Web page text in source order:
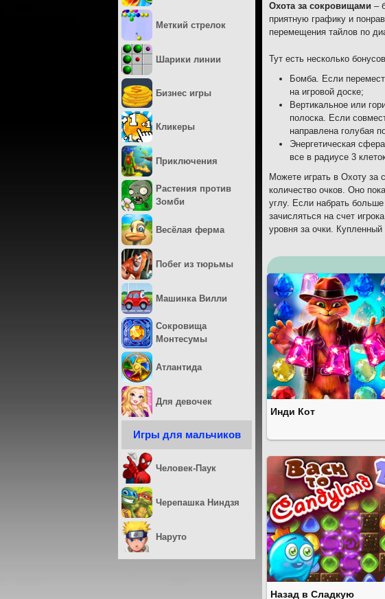
Охота за сокровищами –
приятную графику и
перемещения тайлов по
Тут есть несколько
Бомба. Если
на игровой доске;
Вертикальное или
полоска. Если
направлена голубая
Энергетическая
все в радиусе 3
Можете играть в Охоту за
количество очков. Оно
углу. Если набрать
зачисляться на счет
уровня за очки.
Инди Кот
Назад в Сладкую
Меткий стрелок
Шарики линии
Бизнес игры
Кликеры
Приключения
Растения против
Зомби
Весёлая ферма
Побег из тюрьмы
Машинка Вилли
Сокровища
Монтесумы
Атлантида
Для девочек
Игры для мальчиков
Человек-Паук
Черепашка Ниндзя
Наруто